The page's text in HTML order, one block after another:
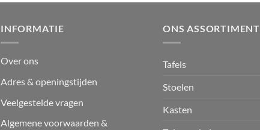
INFORMATIE
Over ons
Adres & openingstijden
Veelgestelde vragen
Algemene voorwaarden &
ONS ASSORTIMENT
Tafels
Stoelen
Kasten